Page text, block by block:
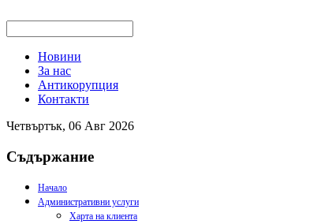
Новини
За нас
Антикорупция
Контакти
Четвъртък, 06 Авг 2026
Съдържание
Начало
Административни услуги
Харта на клиента